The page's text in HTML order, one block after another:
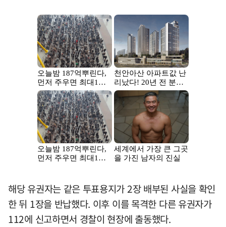
해당 유권자는 같은 투표용지가 2장 배부된 사실을 확인
한 뒤 1장을 반납했다. 이후 이를 목격한 다른 유권자가
112에 신고하면서 경찰이 현장에 출동했다.